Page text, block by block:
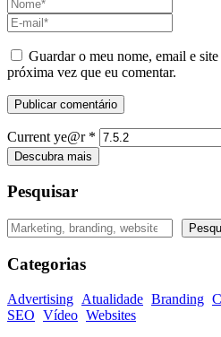
Guardar o meu nome, email e
próxima vez que eu comentar.
Current ye@r *
Descubra mais
Pesquisar
Pesquisar
Categorias
Advertising Atualidade Branding
SEO Vídeo Websites